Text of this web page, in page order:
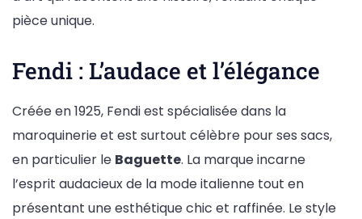
pièce unique.
Fendi : L’audace et l’élégance
Créée en 1925, Fendi est spécialisée dans la
maroquinerie et est surtout célèbre pour ses sacs,
en particulier le Baguette. La marque incarne
l’esprit audacieux de la mode italienne tout en
présentant une esthétique chic et raffinée. Le style